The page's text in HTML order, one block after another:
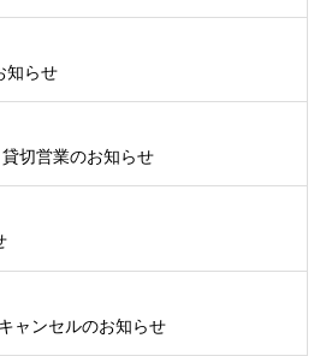
知らせ
貸切営業のお知らせ
ャンセルのお知らせ